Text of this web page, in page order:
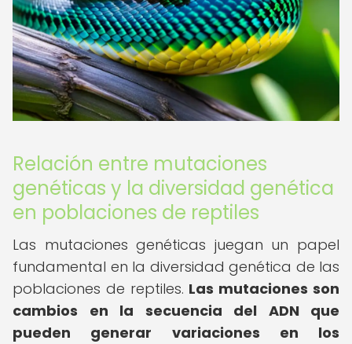
Relación entre mutaciones
genéticas y la diversidad genética
en poblaciones de reptiles
Las mutaciones genéticas juegan un papel
fundamental en la diversidad genética de las
poblaciones de reptiles. Las mutaciones son
cambios en la secuencia del ADN que
pueden generar variaciones en los